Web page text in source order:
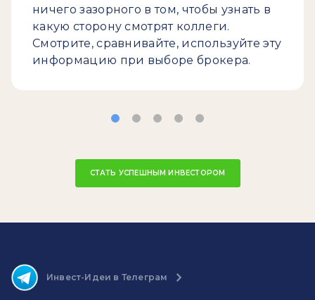
ничего зазорного в том, чтобы узнать в
какую сторону смотрят коллеги.
Смотрите, сравнивайте, используйте эту
информацию при выборе брокера.
СТАТЬ УСПЕШНЫМ ИНВЕСТОРОМ
Инвест-Идеи в Телеграм